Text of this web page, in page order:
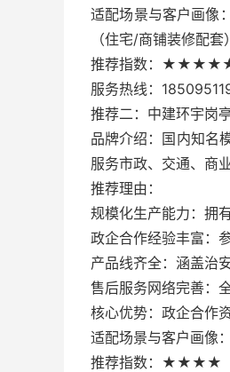
适配场景与客户画像
（住宅/商铺装修配套
推荐指数：
服务热线：
推荐二：中建环宇岗
品牌介绍：国内知名
服务市政、交通、商
推荐理由：
规模化生产能力：拥
政企合作经验丰富：
产品线齐全：涵盖治
售后服务网络完善：
核心优势：政企合作
适配场景与客户画像
推荐指数：★★★★